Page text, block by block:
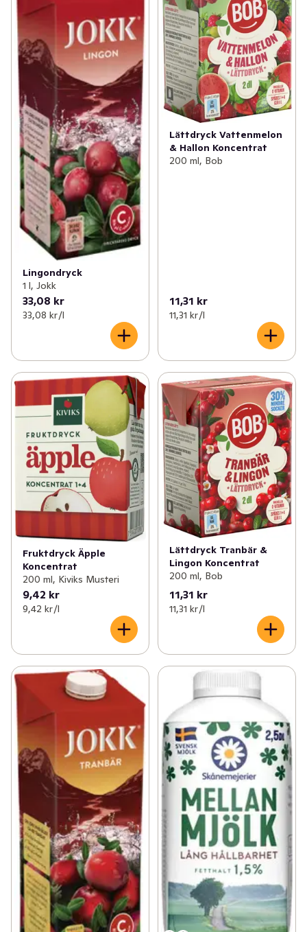
Lingondryck
1 l, Jokk
33,08 kr
33,08 kr /l
Lättdryck Vattenmelon
& Hallon Koncentrat
200 ml, Bob
11,31 kr
11,31 kr /l
Fruktdryck Äpple
Koncentrat
200 ml, Kiviks Musteri
9,42 kr
9,42 kr /l
Lättdryck Tranbär &
Lingon Koncentrat
200 ml, Bob
11,31 kr
11,31 kr /l